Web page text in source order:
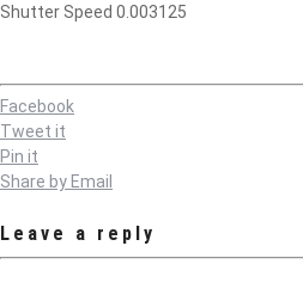
Shutter Speed 0.003125
Facebook
Tweet it
Pin it
Share by Email
Leave a reply